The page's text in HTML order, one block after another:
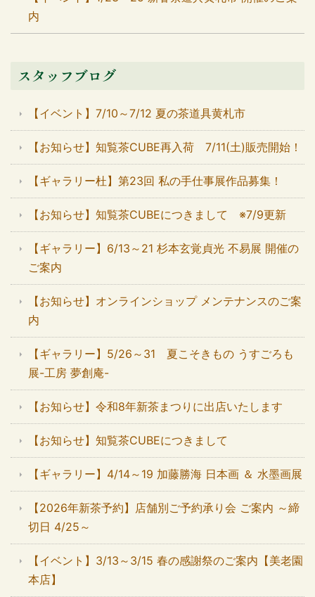
内
スタッフブログ
【イベント】7/10～7/12 夏の茶道具黄札市
【お知らせ】知覧茶CUBE再入荷 7/11(土)販売開始！
【ギャラリー杜】第23回 私の手仕事展作品募集！
【お知らせ】知覧茶CUBEにつきまして ※7/9更新
【ギャラリー】6/13～21 杉本玄覚貞光 不易展 開催の
ご案内
【お知らせ】オンラインショップ メンテナンスのご案
内
【ギャラリー】5/26～31 夏こそきもの うすごろも
展-工房 夢創庵-
【お知らせ】令和8年新茶まつりに出店いたします
【お知らせ】知覧茶CUBEにつきまして
【ギャラリー】4/14～19 加藤勝海 日本画 ＆ 水墨画展
【2026年新茶予約】店舗別ご予約承り会 ご案内 ～締
切日 4/25～
【イベント】3/13～3/15 春の感謝祭のご案内【美老園
本店】